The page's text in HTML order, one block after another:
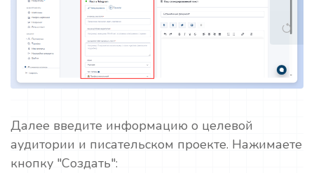
Далее введите информацию о целевой
аудитории и писательском проекте. Нажимаете
кнопку "Создать":